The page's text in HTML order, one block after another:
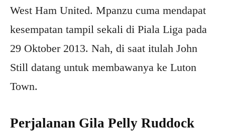
West Ham United. Mpanzu cuma mendapat
kesempatan tampil sekali di Piala Liga pada
29 Oktober 2013. Nah, di saat itulah John
Still datang untuk membawanya ke Luton
Town.
Perjalanan Gila Pelly Ruddock